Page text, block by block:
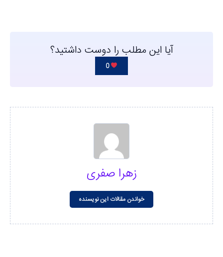
آیا این مطلب را دوست داشتید؟
0
زهرا صفری
خواندن مقالات این نویسنده